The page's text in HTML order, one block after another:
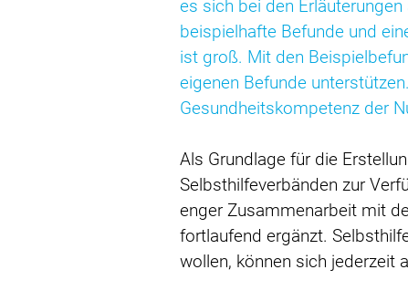
es sich bei den
beispielhafte Befunde und
ist groß. Mit den
eigenen Befunde
Gesundheitskompetenz der
Als Grundlage für die
Selbsthilfeverbänden zur
enger Zusammenarbeit mit
fortlaufend ergänzt.
wollen, können sich jederzeit